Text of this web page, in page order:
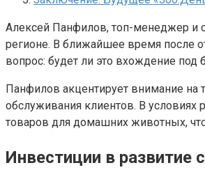
Алексей Панфилов, топ-менеджер и
регионе. В ближайшее время после
вопрос: будет ли это вхождение
Панфилов акцентирует внимание на
обслуживания клиентов. В условиях
товаров для домашних животных,
Инвестиции в развитие